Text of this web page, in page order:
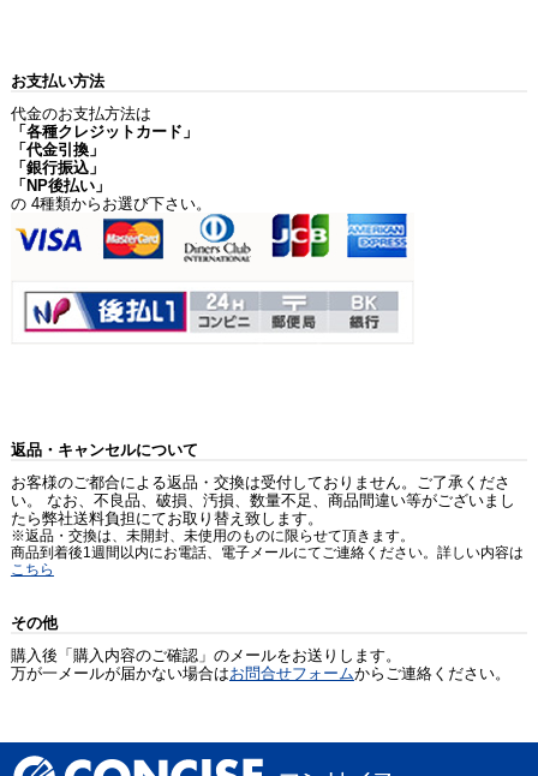
お支払い方法
代金のお支払方法は
「各種クレジットカード」
「代金引換」
「銀行振込」
「NP後払い」
の 4種類からお選び下さい。
返品・キャンセルについて
お客様のご都合による返品・交換は受付しておりません。ご了承くださ
い。 なお、不良品、破損、汚損、数量不足、商品間違い等がございまし
たら弊社送料負担にてお取り替え致します。
※返品・交換は、未開封、未使用のものに限らせて頂きます。
商品到着後1週間以内にお電話、電子メールにてご連絡ください。詳しい内容は
こちら
その他
購入後「購入内容のご確認」のメールをお送りします。
万が一メールが届かない場合はお問合せフォームからご連絡ください。